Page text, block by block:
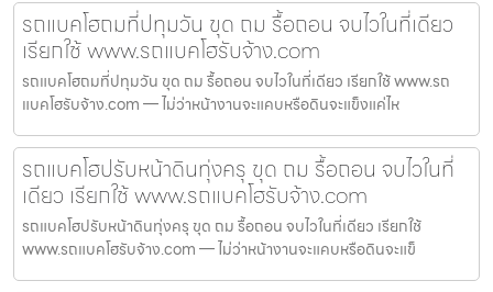
รถแบคโฮถมที่ปทุมวัน ขุด ถม รื้อถอน จบไวในที่เดียว
เรียกใช้ www.รถแบคโฮรับจ้าง.com
รถแบคโฮถมที่ปทุมวัน ขุด ถม รื้อถอน จบไวในที่เดียว เรียกใช้ www.รถ
แบคโฮรับจ้าง.com — ไม่ว่าหน้างานจะแคบหรือดินจะแข็งแค่ไห
รถแบคโฮปรับหน้าดินทุ่งครุ ขุด ถม รื้อถอน จบไวในที่
เดียว เรียกใช้ www.รถแบคโฮรับจ้าง.com
รถแบคโฮปรับหน้าดินทุ่งครุ ขุด ถม รื้อถอน จบไวในที่เดียว เรียกใช้
www.รถแบคโฮรับจ้าง.com — ไม่ว่าหน้างานจะแคบหรือดินจะแข็